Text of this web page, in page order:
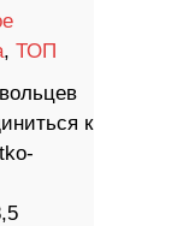
, ТОП
к